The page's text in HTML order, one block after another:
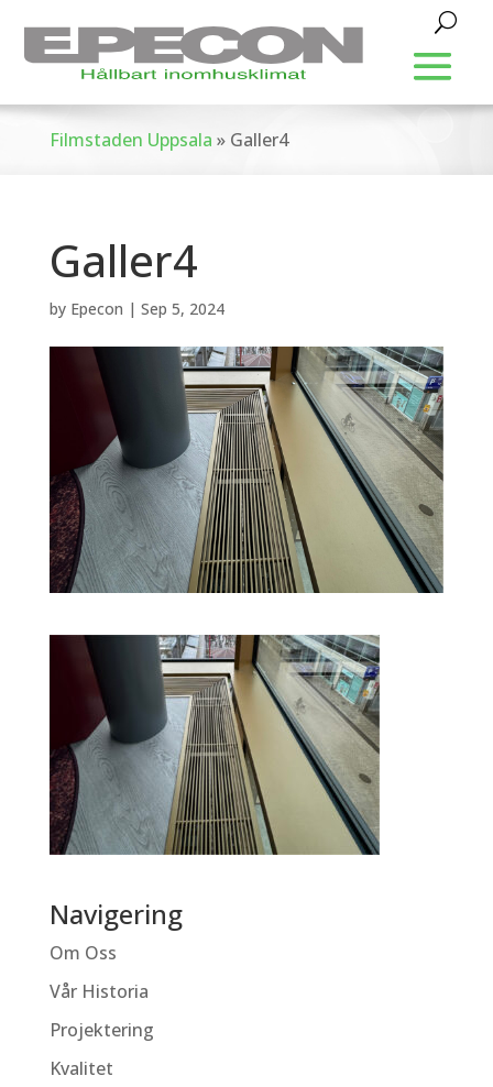
Filmstaden Uppsala » Galler4
Galler4
by Epecon | Sep 5, 2024
Navigering
Om Oss
Vår Historia
Projektering
Kvalitet